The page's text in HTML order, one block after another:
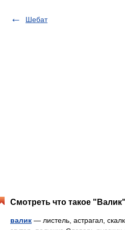
Шебат
Смотреть что такое
валик — листель, астрагал,